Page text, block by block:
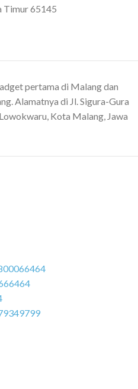
Timur 65145
pertama di Malang dan
Alamatnya di Jl. Sigura-Gura
Kota Malang, Jawa